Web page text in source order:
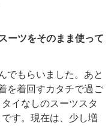
ーツをそのまま使って
でもらいました。あと
を着回すカタチで過ご
イなしのスーツスタ
す。現在は、少し増